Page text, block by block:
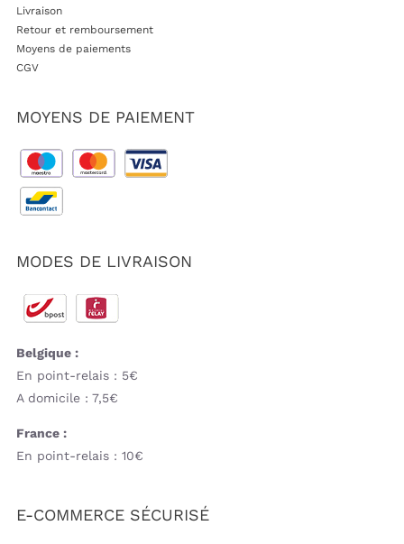
Livraison
Retour et remboursement
Moyens de paiements
CGV
MOYENS DE PAIEMENT
MODES DE LIVRAISON
Belgique :
En point-relais : 5€
A domicile : 7,5€
France :
En point-relais : 10€
E-COMMERCE SÉCURISÉ